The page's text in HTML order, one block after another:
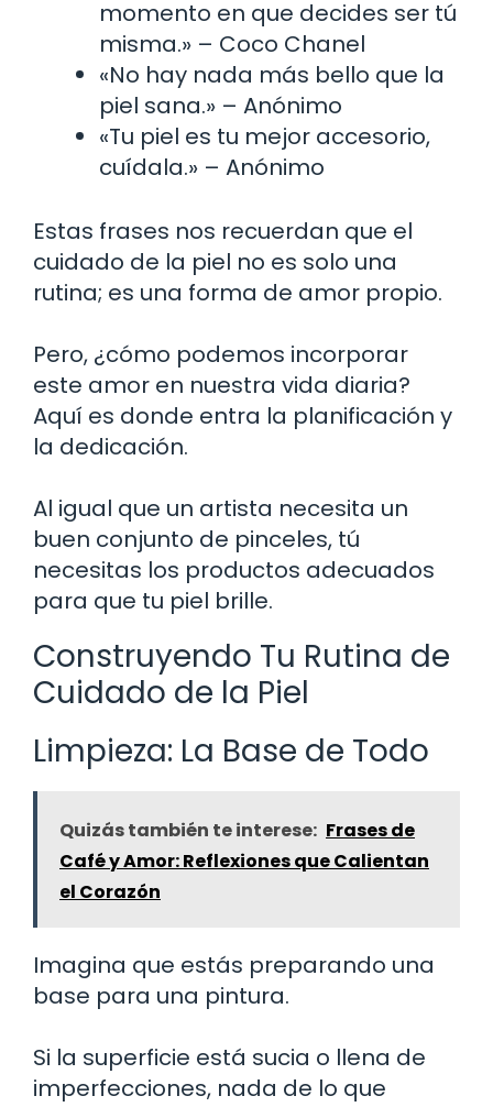
momento en que decides ser tú
misma.» – Coco Chanel
«No hay nada más bello que la
piel sana.» – Anónimo
«Tu piel es tu mejor accesorio,
cuídala.» – Anónimo
Estas frases nos recuerdan que el
cuidado de la piel no es solo una
rutina; es una forma de amor propio.
Pero, ¿cómo podemos incorporar
este amor en nuestra vida diaria?
Aquí es donde entra la planificación y
la dedicación.
Al igual que un artista necesita un
buen conjunto de pinceles, tú
necesitas los productos adecuados
para que tu piel brille.
Construyendo Tu Rutina de
Cuidado de la Piel
Limpieza: La Base de Todo
Quizás también te interese: Frases de
Café y Amor: Reflexiones que Calientan
el Corazón
Imagina que estás preparando una
base para una pintura.
Si la superficie está sucia o llena de
imperfecciones, nada de lo que